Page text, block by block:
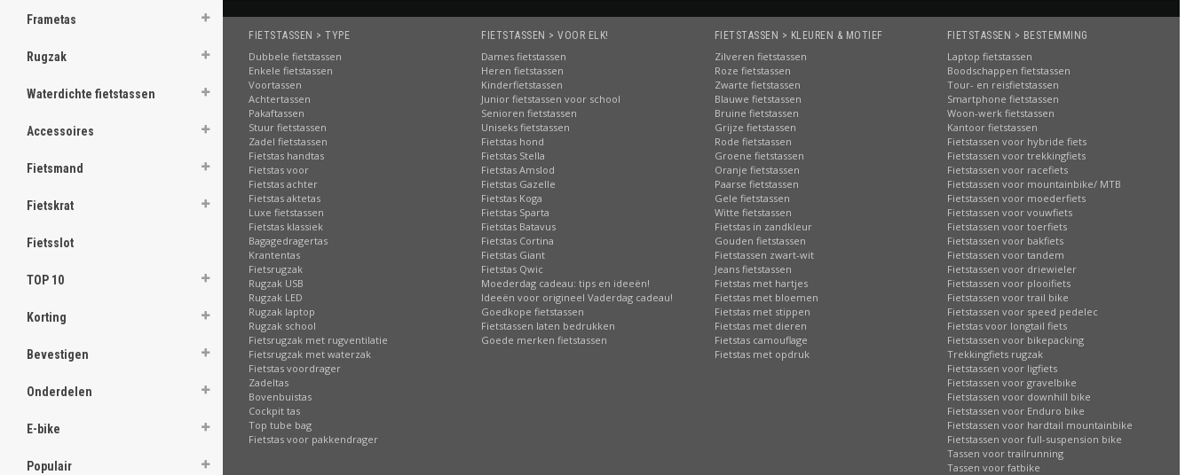
Frametas
Rugzak
Waterdichte fietstassen
Accessoires
Fietsmand
Fietskrat
Fietsslot
TOP 10
Korting
Bevestigen
Onderdelen
E-bike
Populair
.
.
.
.
.
.
FIETSTASSEN > TYPE
Dubbele fietstassen
Enkele fietstassen
Voortassen
Achtertassen
Pakaftassen
Stuur fietstassen
Zadel fietstassen
Fietstas handtas
Fietstas voor
Fietstas achter
Fietstas aktetas
Luxe fietstassen
Fietstas klassiek
Bagagedragertas
Krantentas
Fietsrugzak
Rugzak USB
Rugzak LED
Rugzak laptop
Rugzak school
Fietsrugzak met rugventilatie
Fietsrugzak met waterzak
Fietstas voordrager
Zadeltas
Bovenbuistas
Cockpit tas
Top tube bag
Fietstas voor pakkendrager
FIETSTASSEN > VOOR ELK!
Dames fietstassen
Heren fietstassen
Kinderfietstassen
Junior fietstassen voor school
Senioren fietstassen
Uniseks fietstassen
Fietstas hond
Fietstas Stella
Fietstas Amslod
Fietstas Gazelle
Fietstas Koga
Fietstas Sparta
Fietstas Batavus
Fietstas Cortina
Fietstas Giant
Fietstas Qwic
Moederdag cadeau: tips en ideeën!
Ideeën voor origineel Vaderdag cadeau!
Goedkope fietstassen
Fietstassen laten bedrukken
Goede merken fietstassen
FIETSTASSEN > KLEUREN & MOTIEF
Zilveren fietstassen
Roze fietstassen
Zwarte fietstassen
Blauwe fietstassen
Bruine fietstassen
Grijze fietstassen
Rode fietstassen
Groene fietstassen
Oranje fietstassen
Paarse fietstassen
Gele fietstassen
Witte fietstassen
Fietstas in zandkleur
Gouden fietstassen
Fietstassen zwart-wit
Jeans fietstassen
Fietstas met hartjes
Fietstas met bloemen
Fietstas met stippen
Fietstas met dieren
Fietstas camouflage
Fietstas met opdruk
FIETSTASSEN > BESTEMMING
Laptop fietstassen
Boodschappen fietstassen
Tour- en reisfietstassen
Smartphone fietstassen
Woon-werk fietstassen
Kantoor fietstassen
Fietstassen voor hybride fiets
Fietstassen voor trekkingfiets
Fietstassen voor racefiets
Fietstassen voor mountainbike/ MTB
Fietstassen voor moederfiets
Fietstassen voor vouwfiets
Fietstassen voor toerfiets
Fietstassen voor bakfiets
Fietstassen voor tandem
Fietstassen voor driewieler
Fietstassen voor plooifiets
Fietstassen voor trail bike
Fietstassen voor speed pedelec
Fietstas voor longtail fiets
Fietstassen voor bikepacking
Trekkingfiets rugzak
Fietstassen voor ligfiets
Fietstassen voor gravelbike
Fietstassen voor downhill bike
Fietstassen voor Enduro bike
Fietstassen voor hardtail mountainbike
Fietstassen voor full-suspension bike
Tassen voor trailrunning
Tassen voor fatbike